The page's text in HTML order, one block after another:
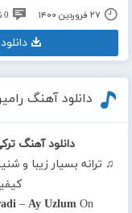
۲۷ فروردین ۱۴۰۰ 0 نظر
دانلود آهنگ
دانلود آهنگ
♫ ترانه بسیار زیبا و
– Ay Uzlum On